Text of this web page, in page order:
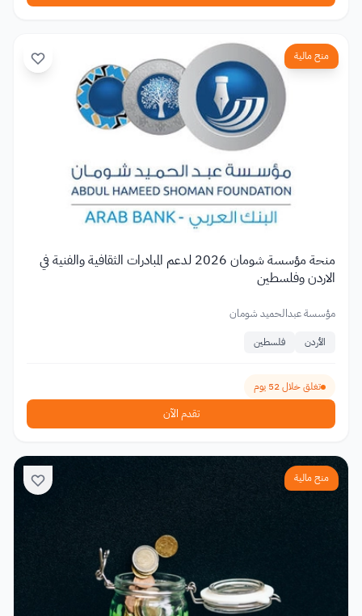
منح مالية
منحة مؤسسة شومان 2026 لدعم المبادرات الثقافية والفنية في
الاردن وفلسطين
مؤسسة عبدالحميد شومان
الأردن فلسطين
تغلق خلال 52 يوم
تقدم الآن
منح مالية